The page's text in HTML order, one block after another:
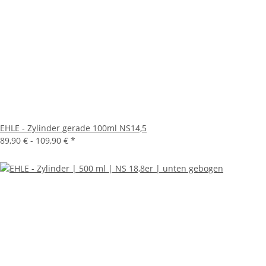
EHLE - Zylinder gerade 100ml NS14,5
89,90 € - 109,90 € *